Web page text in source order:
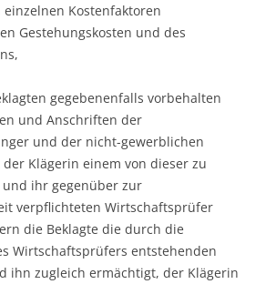
Kostenfaktoren
Gestehungskosten und des
gegebenenfalls vorbehalten
und Anschriften der
und der nicht-gewerblichen
Klägerin einem von dieser zu
ihr gegenüber zur
verpflichteten Wirtschaftsprüfer
die Beklagte die durch die
Wirtschaftsprüfers entstehenden
ihn zugleich ermächtigt, der Klägerin